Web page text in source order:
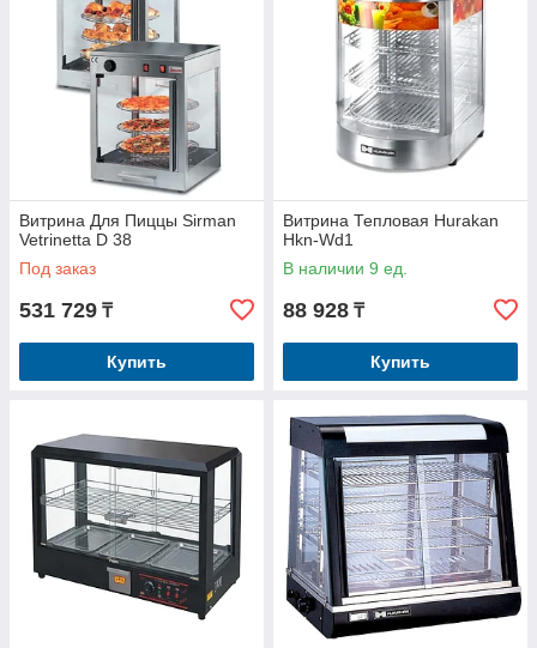
Витрина Для Пиццы Sirman
Vetrinetta D 38
Под заказ
531 729 ₸
Купить
Витрина Тепловая Hurakan
Hkn-Wd1
В наличии 9 ед.
88 928 ₸
Купить